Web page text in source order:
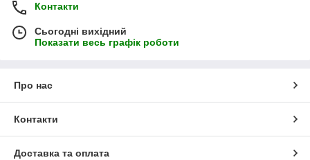
Контакти
Сьогодні вихідний
Показати весь графік роботи
Про нас
Контакти
Доставка та оплата